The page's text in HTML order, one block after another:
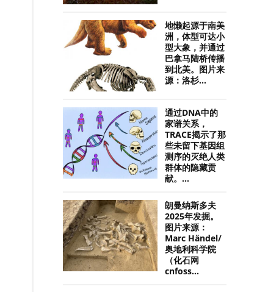
地懒起源于南美
洲，体型可达小
型大象，并通过
巴拿马陆桥传播
到北美。图片来
源：洛杉...
通过DNA中的
家谱关系，
TRACE揭示了那
些未留下基因组
测序的灭绝人类
群体的隐藏贡
献。...
朗曼纳斯多夫
2025年发掘。
图片来源：
Marc Händel/
奥地利科学院
（化石网
cnfoss...